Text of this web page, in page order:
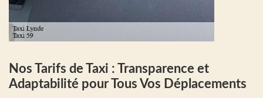
Nos Tarifs de Taxi : Transparence et
Adaptabilité pour Tous Vos Déplacements